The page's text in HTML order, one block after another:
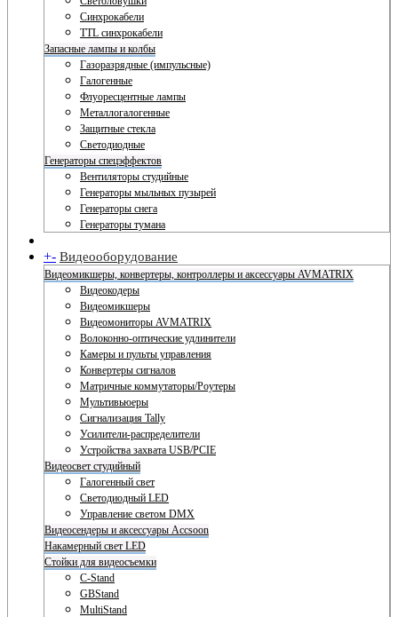
Синхрокабели
TTL синхрокабели
Запасные лампы и колбы
Газоразрядные (импульсные)
Галогенные
Флуоресцентные лампы
Металлогалогенные
Защитные стекла
Светодиодные
Генераторы спецэффектов
Вентиляторы студийные
Генераторы мыльных пузырей
Генераторы снега
Генераторы тумана
+- Видеооборудование
Видеомикшеры, конвертеры, контроллеры и аксессуары AVMATRIX
Видеокодеры
Видеомикшеры
Видеомониторы AVMATRIX
Волоконно-оптические удлинители
Камеры и пульты управления
Конвертеры сигналов
Матричные коммутаторы/Роутеры
Мультивьюеры
Сигнализация Tally
Усилители-распределители
Устройства захвата USB/PCIE
Видеосвет студийный
Галогенный свет
Светодиодный LED
Управление светом DMX
Видеосендеры и аксессуары Accsoon
Накамерный свет LED
Стойки для видеосъемки
C-Stand
GBStand
MultiStand